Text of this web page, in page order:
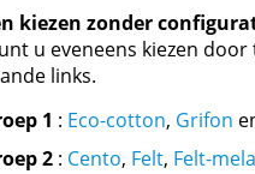
kiezen zonder
u eveneens kiezen door
links.
1 : Eco-cotton, Grifon
2 : Cento, Felt, Felt-